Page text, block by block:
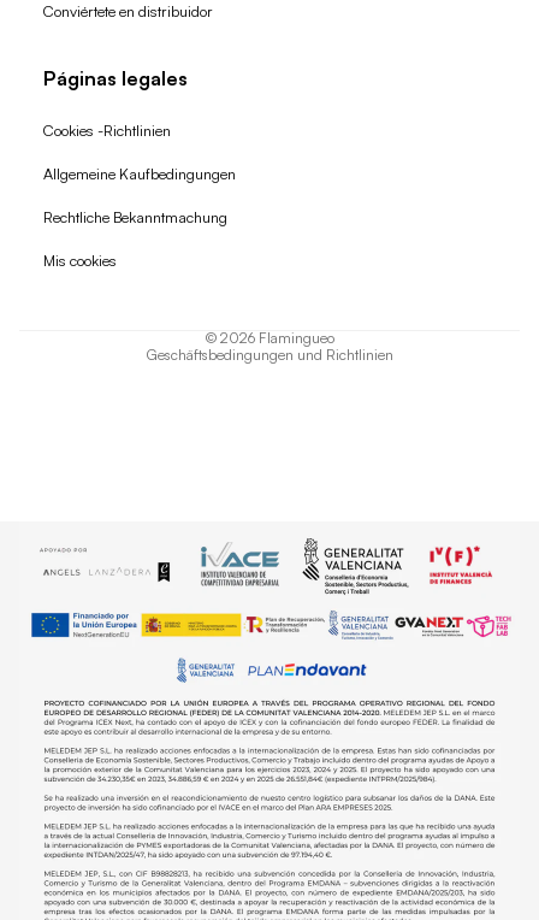
Conviértete en distribuidor
Páginas legales
Cookies -Richtlinien
Allgemeine Kaufbedingungen
Rechtliche Bekanntmachung
Mis cookies
© 2026 Flamingueo
Geschäftsbedingungen und Richtlinien
Widerrufsrecht